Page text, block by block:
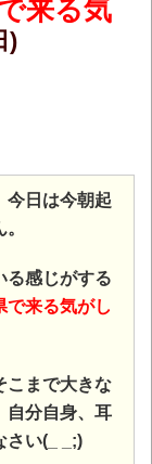
来る気
)
今日は今朝起
る感じがする
で来る気がし
こまで大きな
自分自身、耳
さい(_ _;)